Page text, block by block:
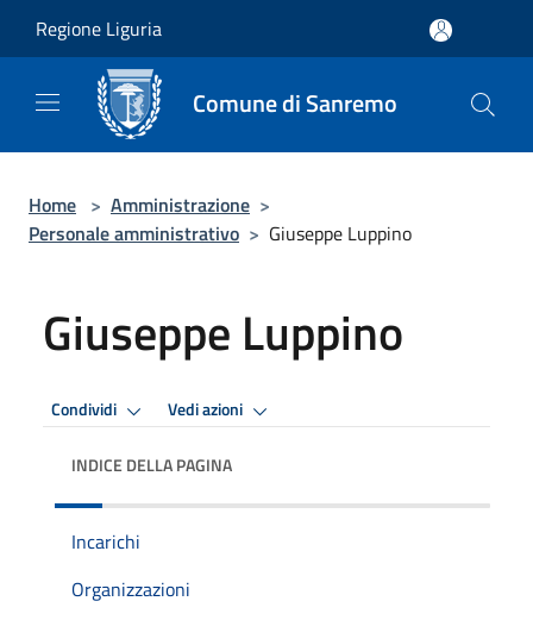
Regione Liguria
Comune di Sanremo
Home > Amministrazione >
Personale amministrativo > Giuseppe Luppino
Giuseppe Luppino
Condividi Vedi azioni
INDICE DELLA PAGINA
Incarichi
Organizzazioni